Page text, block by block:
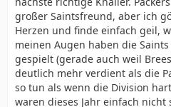
großer Saintsfreund, aber ich
Herzen und finde einfach geil,
meinen Augen haben die
gespielt (gerade auch weil
deutlich mehr verdient als die
so tun als wenn die Division
waren dieses Jahr einfach nicht